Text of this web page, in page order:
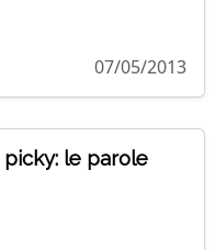
07/05/2013
le parole